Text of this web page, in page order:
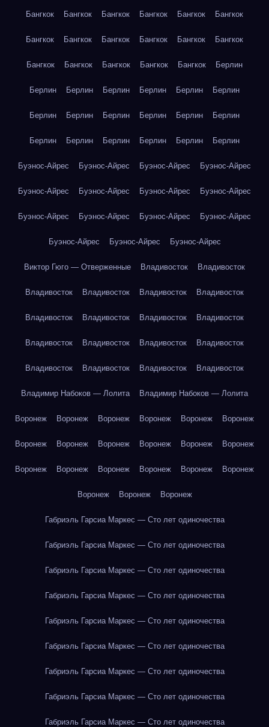
Бангкок Бангкок Бангкок Бангкок Бангкок Бангкок
Бангкок Бангкок Бангкок Бангкок Бангкок Бангкок
Бангкок Бангкок Бангкок Бангкок Бангкок Берлин
Берлин Берлин Берлин Берлин Берлин Берлин
Берлин Берлин Берлин Берлин Берлин Берлин
Берлин Берлин Берлин Берлин Берлин Берлин
Буэнос-Айрес Буэнос-Айрес Буэнос-Айрес Буэнос-Айрес
Буэнос-Айрес Буэнос-Айрес Буэнос-Айрес Буэнос-Айрес
Буэнос-Айрес Буэнос-Айрес Буэнос-Айрес Буэнос-Айрес
Буэнос-Айрес Буэнос-Айрес Буэнос-Айрес
Виктор Гюго — Отверженные Владивосток Владивосток
Владивосток Владивосток Владивосток Владивосток
Владивосток Владивосток Владивосток Владивосток
Владивосток Владивосток Владивосток Владивосток
Владивосток Владивосток Владивосток Владивосток
Владимир Набоков — Лолита Владимир Набоков — Лолита
Воронеж Воронеж Воронеж Воронеж Воронеж Воронеж
Воронеж Воронеж Воронеж Воронеж Воронеж Воронеж
Воронеж Воронеж Воронеж Воронеж Воронеж Воронеж
Воронеж Воронеж Воронеж
Габриэль Гарсиа Маркес — Сто лет одиночества
Габриэль Гарсиа Маркес — Сто лет одиночества
Габриэль Гарсиа Маркес — Сто лет одиночества
Габриэль Гарсиа Маркес — Сто лет одиночества
Габриэль Гарсиа Маркес — Сто лет одиночества
Габриэль Гарсиа Маркес — Сто лет одиночества
Габриэль Гарсиа Маркес — Сто лет одиночества
Габриэль Гарсиа Маркес — Сто лет одиночества
Габриэль Гарсиа Маркес — Сто лет одиночества